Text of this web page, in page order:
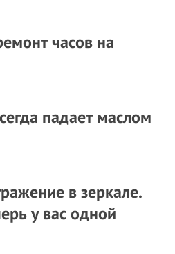
часов на
падает маслом
в зеркале.
у вас одной